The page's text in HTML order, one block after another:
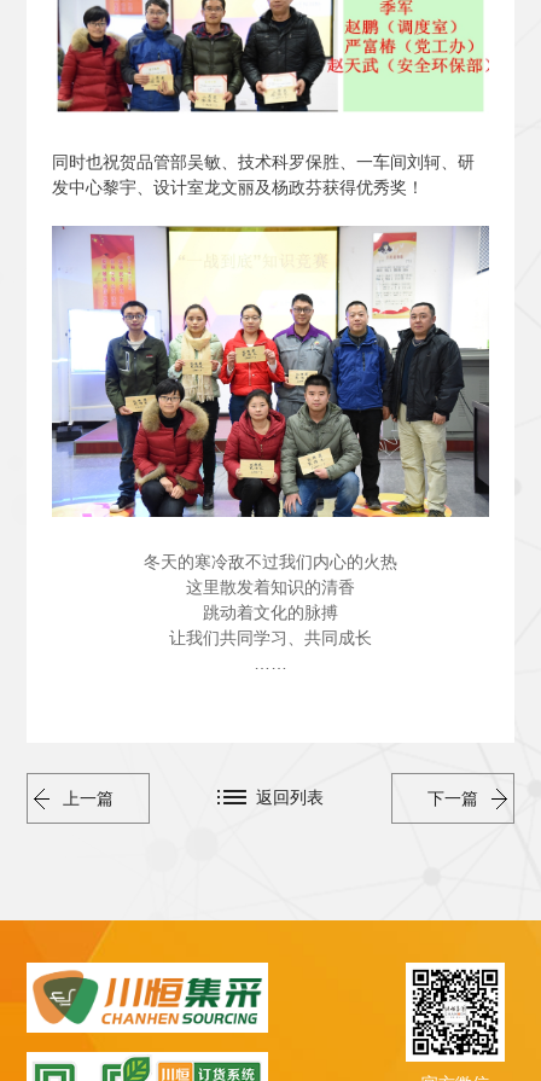
同时也祝贺品管部吴敏、技术科罗保胜、一车间刘轲、研
发中心黎宇、设计室龙文丽及杨政芬获得优秀奖！
冬天的寒冷敌不过我们内心的火热
这里散发着知识的清香
跳动着文化的脉搏
让我们共同学习、共同成长
上一篇 下一篇
返回列表